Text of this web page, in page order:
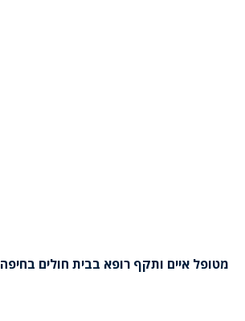
מטופל איים ותקף רופא בבית חולים בחיפה